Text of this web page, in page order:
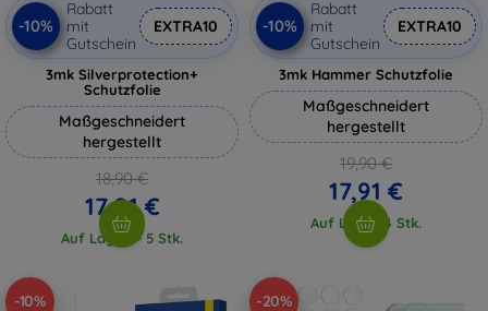
-10%
Rabatt
mit
Gutschein
EXTRA10
3mk Silverprotection+
Schutzfolie
Maßgeschneidert
hergestellt
18,90 €
17,01 €
Auf Lager > 5 Stk.
-10%
Rabatt
mit
Gutschein
EXTRA10
3mk Hammer Schutzfolie
Maßgeschneidert
hergestellt
19,90 €
17,91 €
Auf Lager 4 Stk.
-10% -20%